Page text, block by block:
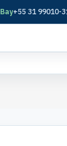
+55 31 99010-